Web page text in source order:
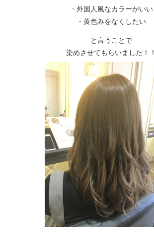
・外国人風なカラーがいい
・黄色みをなくしたい
と言うことで
染めさせてもらいました！！